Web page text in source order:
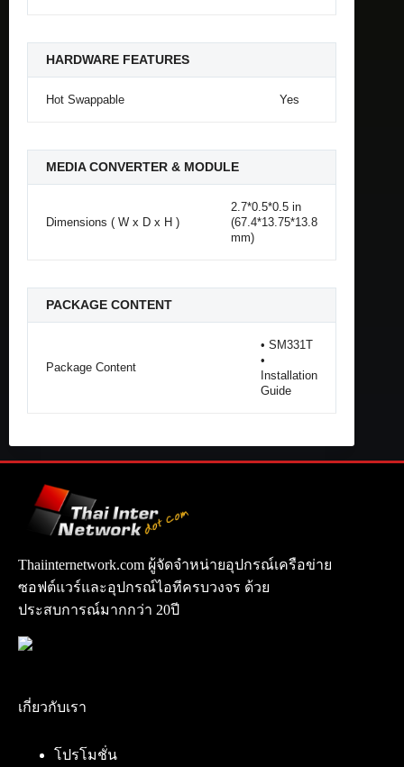
HARDWARE FEATURES
Hot Swappable Yes
MEDIA CONVERTER & MODULE
Dimensions ( W x D x H )
2.7*0.5*0.5 in
(67.4*13.75*13.8
mm)
PACKAGE CONTENT
Package Content
• SM331T
•
Installation
Guide
Thaiinternetwork.com ผู้จัดจำหน่ายอุปกรณ์เครือข่าย
ซอฟต์แวร์และอุปกรณ์ไอทีครบวงจร ด้วย
ประสบการณ์มากกว่า 20ปี
เกี่ยวกับเรา
โปรโมชั่น